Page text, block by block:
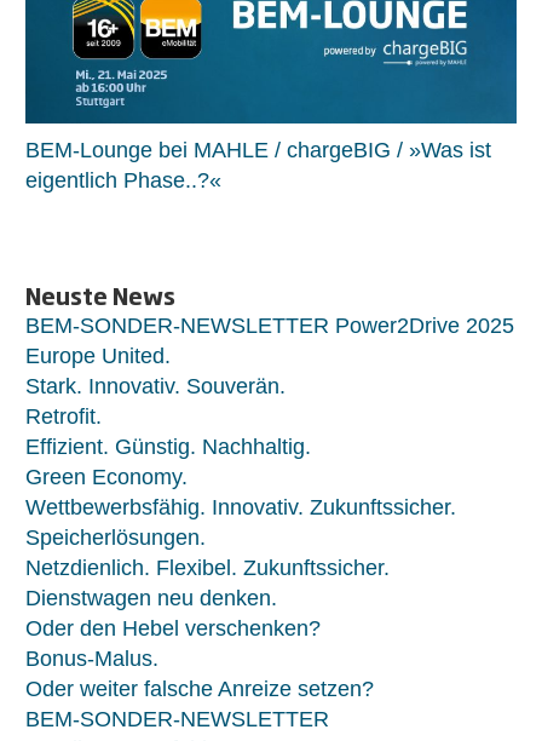
BEM-Lounge bei MAHLE / chargeBIG / »Was ist
eigentlich Phase..?«
Neuste News
BEM-SONDER-NEWSLETTER Power2Drive 2025
Europe United.
Stark. Innovativ. Souverän.
Retrofit.
Effizient. Günstig. Nachhaltig.
Green Economy.
Wettbewerbsfähig. Innovativ. Zukunftssicher.
Speicherlösungen.
Netzdienlich. Flexibel. Zukunftssicher.
Dienstwagen neu denken.
Oder den Hebel verschenken?
Bonus-Malus.
Oder weiter falsche Anreize setzen?
BEM-SONDER-NEWSLETTER